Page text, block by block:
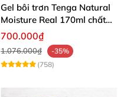
Gel bôi trơn Tenga Natural
Moisture Real 170ml chất
lượng cao mềm mượt an
700.000₫
1.076.000₫
-35%
(758)